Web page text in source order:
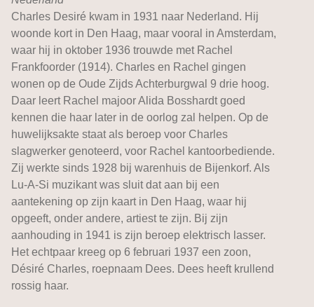
Charles Desiré kwam in 1931 naar Nederland. Hij
woonde kort in Den Haag, maar vooral in Amsterdam,
waar hij in oktober 1936 trouwde met Rachel
Frankfoorder (1914). Charles en Rachel gingen
wonen op de Oude Zijds Achterburgwal 9 drie hoog.
Daar leert Rachel majoor Alida Bosshardt goed
kennen die haar later in de oorlog zal helpen. Op de
huwelijksakte staat als beroep voor Charles
slagwerker genoteerd, voor Rachel kantoorbediende.
Zij werkte sinds 1928 bij warenhuis de Bijenkorf. Als
Lu-A-Si muzikant was sluit dat aan bij een
aantekening op zijn kaart in Den Haag, waar hij
opgeeft, onder andere, artiest te zijn. Bij zijn
aanhouding in 1941 is zijn beroep elektrisch lasser.
Het echtpaar kreeg op 6 februari 1937 een zoon,
Désiré Charles, roepnaam Dees. Dees heeft krullend
rossig haar.